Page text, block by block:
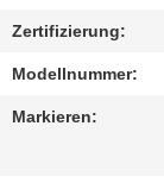
Zertifizierung:
Modellnummer:
Markieren: